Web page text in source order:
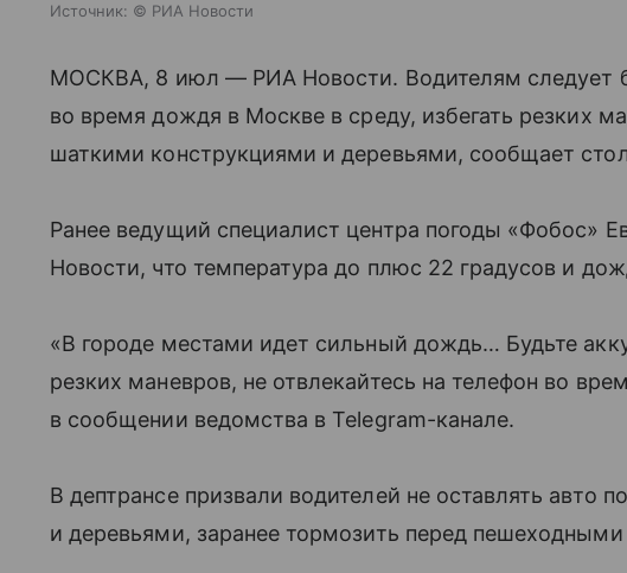
Источник: © РИА Новости
МОСКВА, 8 июл — РИА Новости. Водителям следует
во время дождя в Москве в среду, избегать резких
шаткими конструкциями и деревьями, сообщает
Ранее ведущий специалист центра погоды «Фобос»
Новости, что температура до плюс 22 градусов и
«В городе местами идет сильный дождь… Будьте
резких маневров, не отвлекайтесь на телефон во
в сообщении ведомства в Telegram-канале.
В дептрансе призвали водителей не оставлять авто
и деревьями, заранее тормозить перед